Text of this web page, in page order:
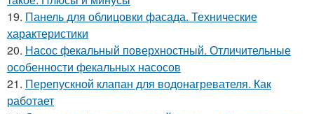
19. Панель для облицовки фасада. Технические
характеристики
20. Насос фекальный поверхностный. Отличительные
особенности фекальных насосов
21. Перепускной клапан для водонагревателя. Как
работает